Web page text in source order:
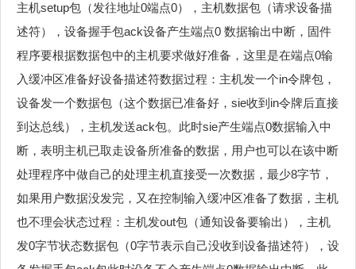
主机setup包（发往地址0端点0），主机数据包（请求设备描
述符），设备握手包ack设备产生端点0 数据输出中断，固件
程序要根据数据包中的主机要求做好准备，这里是在端点0输
入缓冲区准备好设备描述符数据过程：主机发一个in令牌包，
设备发一个数据包（这个数据已准备好，sie收到in令牌后直接
到达总线），主机发送ack包。此时sie产生端点0数据输入中
断，表明主机已取走设备所准备的数据，用户也可以在该中断
处理程序中做自己的处理主机直接受一次数据，最少8字节，
如果用户数据没发完，又在控制输入缓冲区准备了数据，主机
也不理会状态过程：主机发out包（通知设备要输出），主机
发0字节状态数据包（0字节表示自己没收到设备描述符），设